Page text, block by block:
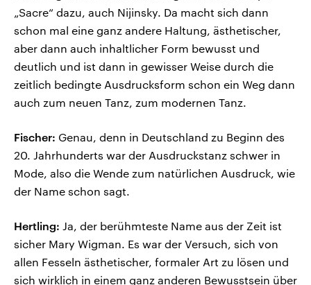
„Sacre“ dazu, auch Nijinsky. Da macht sich dann
schon mal eine ganz andere Haltung, ästhetischer,
aber dann auch inhaltlicher Form bewusst und
deutlich und ist dann in gewisser Weise durch die
zeitlich bedingte Ausdrucksform schon ein Weg dann
auch zum neuen Tanz, zum modernen Tanz.
Fischer: Genau, denn in Deutschland zu Beginn des
20. Jahrhunderts war der Ausdruckstanz schwer in
Mode, also die Wende zum natürlichen Ausdruck, wie
der Name schon sagt.
Hertling: Ja, der berühmteste Name aus der Zeit ist
sicher Mary Wigman. Es war der Versuch, sich von
allen Fesseln ästhetischer, formaler Art zu lösen und
sich wirklich in einem ganz anderen Bewusstsein über